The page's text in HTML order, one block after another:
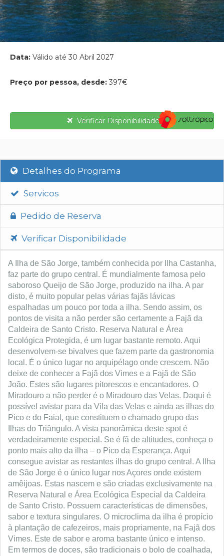
Data: Válido até 30 Abril 2027
Preço por pessoa, desde: 397€
Verificar Disponibilidade
Detalhes do Programa
Servicos
Pedido de Reserva
Verificar Disponibilidade
A Ilha de São Jorge, também conhecida por Ilha Castanha,
faz parte do grupo central. É mundialmente famosa pelo
saboroso Queijo de São Jorge, produzido na ilha. A par
disto, é muito popular pelas várias fajãs lávicas
espalhadas um pouco por toda a ilha. Sendo assim, os
pontos de visita a não perder são certamente a Fajã da
Caldeira de Santo Cristo. Reserva Natural e Área
Ecológica Protegida, é um lugar bastante remoto. Aqui
desenvolvem-se bivalves que fazem parte da gastronomia
local. É o único lugar no arquipélago onde crescem. Não
deixe de conhecer a Fajã dos Vimes e a Fajã de São
João. Estes são lugares pitorescos e encantadores. O
Miradouro a não perder é o Miradouro das Velas. Daqui é
possível avistar para da Vila das Velas e ainda as ilhas do
Pico e do Faial, que constituem o chamado grupo das
Ilhas do Triângulo. A vista panorâmica deste spot é
verdadeiramente especial. Se é fã de altitudes, conheça o
ponto mais alto da ilha – o Pico da Esperança. Aqui
consegue avistar as restantes ilhas do grupo central. A Ilha
de São Jorge é o único lugar nos Açores onde existem
amêijoas. Estas nascem e são criadas exclusivamente na
Reserva Natural e Área Ecológica Especial da Caldeira
de Santo Cristo. Possuem características de dimensões,
sabor e textura singulares. O microclima da ilha é propício
à plantação de cafezeiros, mais propriamente, na Fajã dos
Vimes. Este de sabor e aroma bastante único e intenso.
Em termos de doces, são tradicionais o bolo de coalhada,